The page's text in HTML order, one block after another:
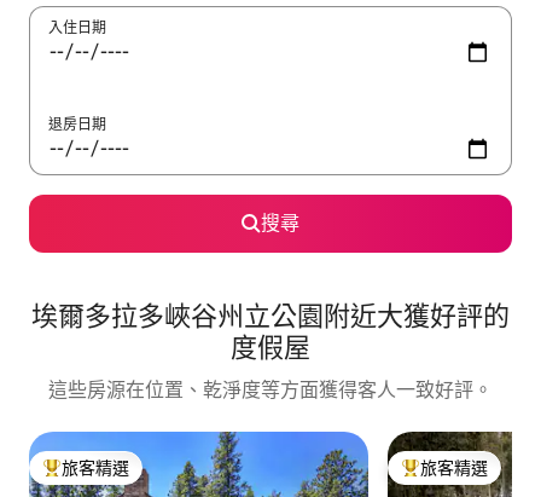
入住日期
退房日期
搜尋
埃爾多拉多峽谷州立公園附近大獲好評的
度假屋
這些房源在位置、乾淨度等方面獲得客人一致好評。
旅客精選榜首
旅客精選 旅客精選榜首
旅客精選